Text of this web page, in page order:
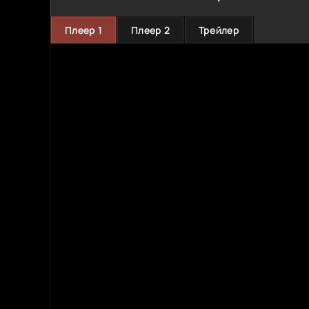
Плеер 1 Плеер 2 Трейлер